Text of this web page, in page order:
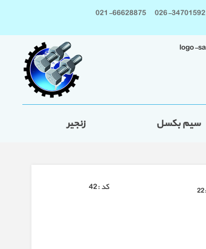
026-34701592 021-66628875
سیم بکسل زنجیر
كد :42